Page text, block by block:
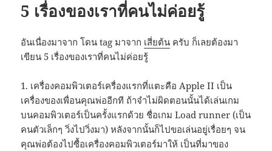
5 เรื่องของเราที่คนไม่ค่อยรู้
อันเนื่องมาจาก โดน tag มาจาก เสี่ยต้น ครับ ก็เลยต้องมา
เขียน 5 เรื่องของเราที่คนไม่ค่อยรู้
1. เครื่องคอมพิวเตอร์เครื่องแรกที่แตะคือ Apple II เป็น
เครื่องของเพื่อนคุณพ่ออีกที ถ้าจำไม่ผิดตอนนั้นได้เล่นเกม
บนคอมพิวเตอร์เป็นครั้งแรกด้วย ชื่อเกม Load runner (เป็น
คนตัวเล็กๆ วิ่งไปวิ่งมา) หลังจากนั้นก็ไปขอเล่นอยู่เรื่อยๆ จน
คุณพ่อต้องไปซื้อเครื่องคอมพิวเตอร์มาให้ เป็นที่มาของ